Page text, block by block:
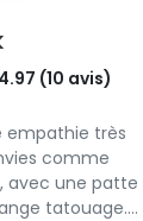
4.97 (10 avis)
empathie très
comme
avec une patte
tatouage.